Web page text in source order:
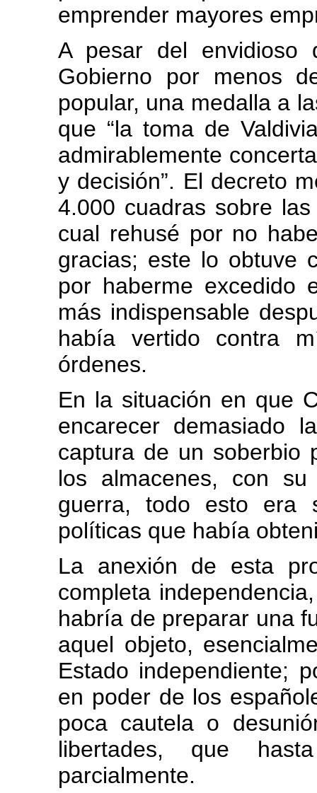
emprender mayores
A pesar del envidioso
Gobierno por menos
popular, una medalla a
que “la toma de
admirablemente
y decisión”. El decreto
4.000 cuadras sobre
cual rehusé por no
gracias; este lo obtuve
por haberme excedido
más indispensable
había vertido contra
órdenes.
En la situación en que
encarecer demasiado
captura de un soberbio
los almacenes, con
guerra, todo esto era
políticas que había
La anexión de esta
completa
habría de preparar una
aquel objeto,
Estado independiente;
en poder de los
poca cautela o
libertades, que
parcialmente.